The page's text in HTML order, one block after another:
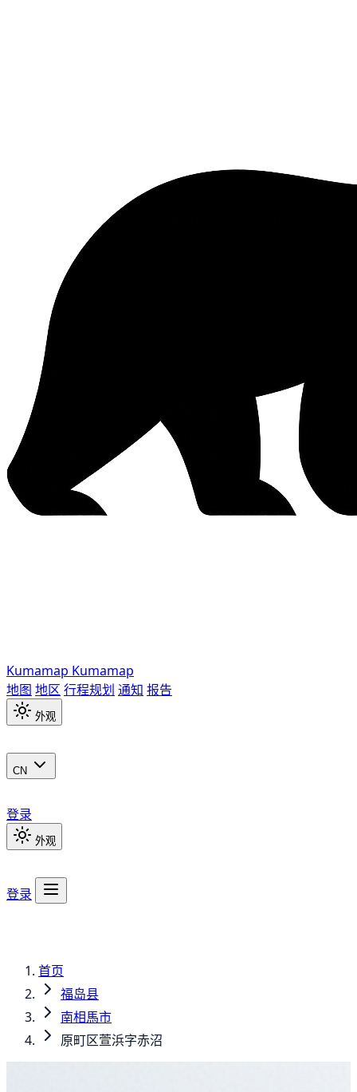
Kumamap Kumamap
地图 地区 行程规划 通知 报告
外观
CN
登录
外观
登录
首页
福岛县
南相馬市
原町区萱浜字赤沼